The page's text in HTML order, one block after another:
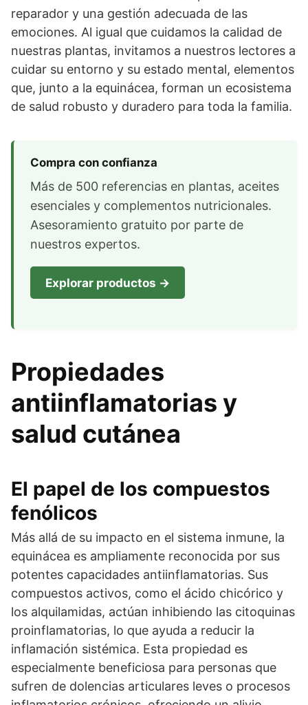
reparador y una gestión adecuada de las
emociones. Al igual que cuidamos la calidad de
nuestras plantas, invitamos a nuestros lectores a
cuidar su entorno y su estado mental, elementos
que, junto a la equinácea, forman un ecosistema
de salud robusto y duradero para toda la familia.
Compra con confianza
Más de 500 referencias en plantas, aceites
esenciales y complementos nutricionales.
Asesoramiento gratuito por parte de
nuestros expertos.
Explorar productos →
Propiedades
antiinflamatorias y
salud cutánea
El papel de los compuestos
fenólicos
Más allá de su impacto en el sistema inmune, la
equinácea es ampliamente reconocida por sus
potentes capacidades antiinflamatorias. Sus
compuestos activos, como el ácido chicórico y
los alquilamidas, actúan inhibiendo las citoquinas
proinflamatorias, lo que ayuda a reducir la
inflamación sistémica. Esta propiedad es
especialmente beneficiosa para personas que
sufren de dolencias articulares leves o procesos